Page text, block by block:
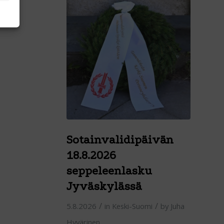
Sotainvalidipäivän
18.8.2026
seppeleenlasku
Jyväskylässä
5.8.2026 / in Keski-Suomi / by Juha